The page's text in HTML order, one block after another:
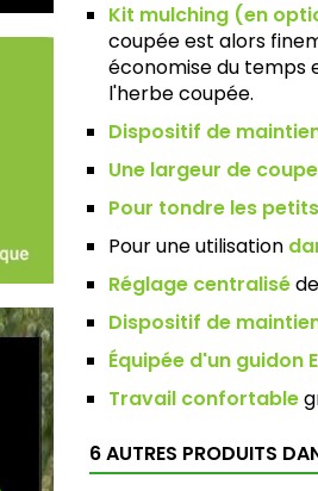
Kit mulching (en
coupée est alors
économise du temps
l'herbe coupée.
Dispositif de
Une largeur de coupe
Pour tondre les
Pour une utilisation
Réglage centralisé
Dispositif de
Équipée d'un guidon
Travail confortable
6 AUTRES PRODUITS